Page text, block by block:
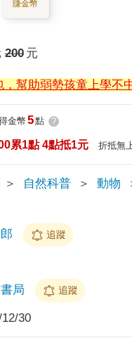
賺金幣
200 元
幫助弱勢孩童上學不
金幣 5點 ?
累1點 4點抵1元 折抵無
＞ 自然科普 ＞ 動物
追蹤
局 追蹤
30